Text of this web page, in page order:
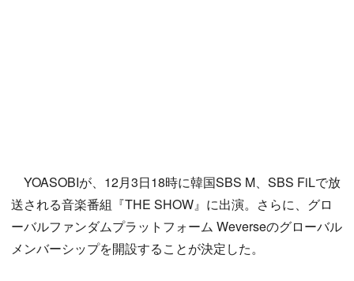
YOASOBIが、12月3日18時に韓国SBS M、SBS FiLで放
送される音楽番組『THE SHOW』に出演。さらに、グロ
ーバルファンダムプラットフォーム Weverseのグローバル
メンバーシップを開設することが決定した。